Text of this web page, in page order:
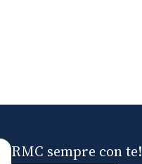
RMC sempre con te!